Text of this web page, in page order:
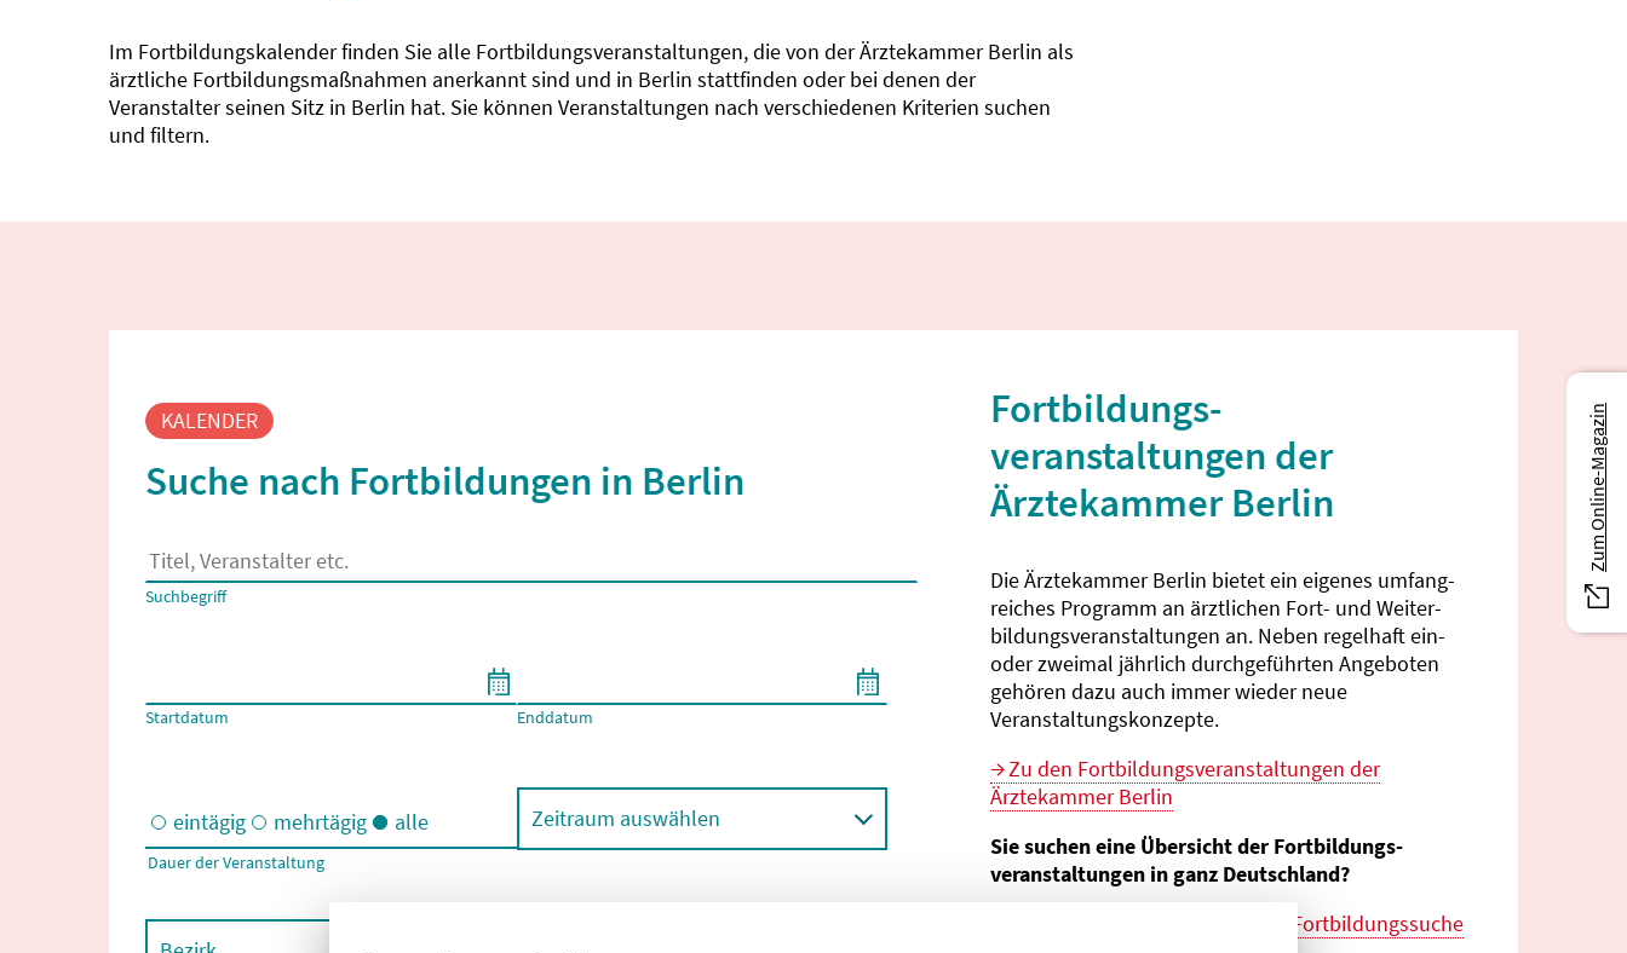
Im Fortbildungskalender finden Sie alle Fortbildungsveranstaltungen, die von der Ärztekammer Berlin als
ärztliche Fortbildungsmaßnahmen anerkannt sind und in Berlin stattfinden oder bei denen der
Veranstalter seinen Sitz in Berlin hat. Sie können Veranstaltungen nach verschiedenen Kriterien suchen
und filtern.
KALENDER
Suche nach Fortbildungen in Berlin
Es erscheinen Suchvorschläge, wenn mindestens 2 Zeichen eingegeben wurden.
Suchbegriff
Startdatum Enddatum
Eintägige und/oder mehrtägige Veranstaltungen
eintägig mehrtägig alle
Dauer der Veranstaltung
Zeitraum auswählen
Fortbildungs­
veranstaltungen der
Ärztekammer Berlin
Die Ärztekammer Berlin bietet ein eigenes umfang­
reiches Programm an ärztlichen Fort- und Weiter­
bildungs­veranstaltungen an. Neben regelhaft ein-
oder zweimal jährlich durch­geführten Angeboten
gehören dazu auch immer wieder neue
Veranstaltungs­konzepte.
Zu den Fortbildungs­veranstaltungen der
Ärztekammer Berlin
Sie suchen eine Übersicht der Fortbildungs­
veranstaltungen in ganz Deutschland?
bundes­weiten Fortbildungs­suche
Zum Online-Magazin